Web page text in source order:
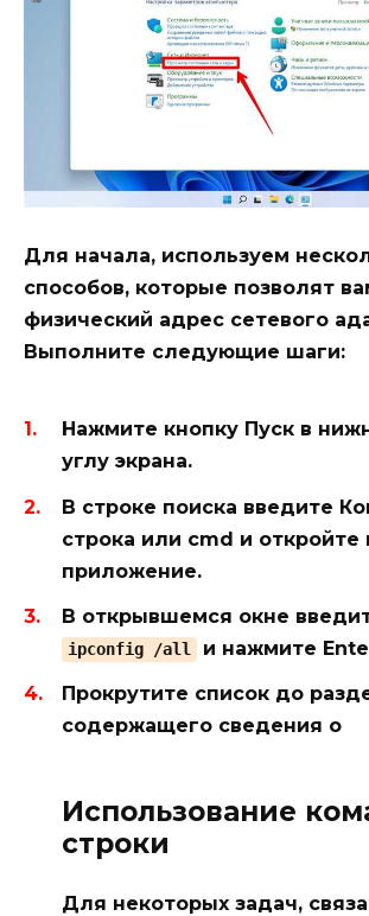
Для начала, используем
способов, которые позволят
физический адрес сетевого
Выполните следующие шаги:
Нажмите кнопку Пуск в
углу экрана.
В строке поиска введите
строка или cmd и откройте
приложение.
В открывшемся окне
ipconfig /all и нажмите
Прокрутите список до
содержащего сведения о
Использование
строки
Для некоторых задач,